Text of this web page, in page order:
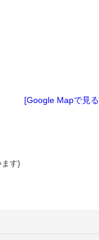
[Google Mapで見
す)